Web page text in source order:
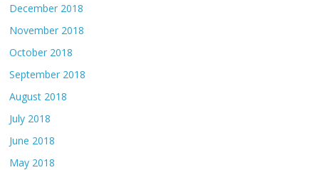
December 2018
November 2018
October 2018
September 2018
August 2018
July 2018
June 2018
May 2018